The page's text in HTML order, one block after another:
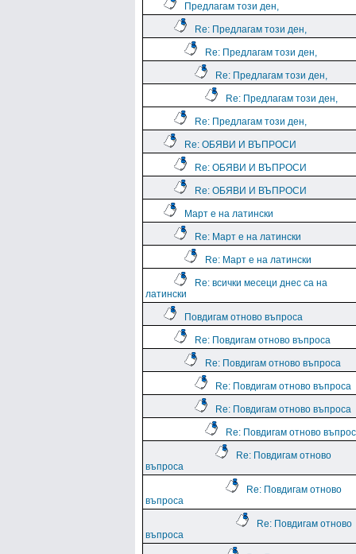
Предлагам този ден,
Re: Предлагам този ден,
Re: Предлагам този ден,
Re: Предлагам този ден,
Re: Предлагам този ден,
Re: Предлагам този ден,
Re: ОБЯВИ И ВЪПРОСИ
Re: ОБЯВИ И ВЪПРОСИ
Re: ОБЯВИ И ВЪПРОСИ
Март е на латински
Re: Март е на латински
Re: Март е на латински
Re: всички месеци днес са на
латински
Повдигам отново въпроса
Re: Повдигам отново въпроса
Re: Повдигам отново въпроса
Re: Повдигам отново въпроса
Re: Повдигам отново въпроса
Re: Повдигам отново
Re: Повдигам отново
въпроса
Re: Повдигам отново
въпроса
Re: Повдигам отново
въпроса